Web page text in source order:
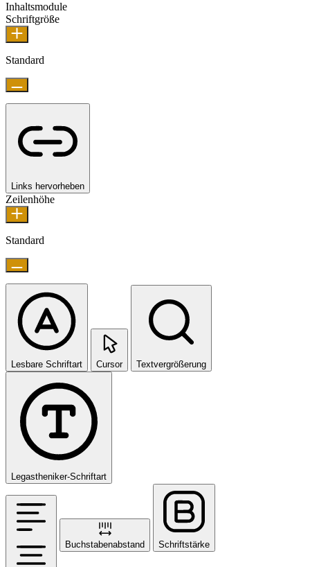
Inhaltsmodule
Schriftgröße
Standard
Links hervorheben
Zeilenhöhe
Standard
Lesbare Schriftart Cursor Textvergrößerung
Legastheniker-Schriftart
Buchstabenabstand Schriftstärke